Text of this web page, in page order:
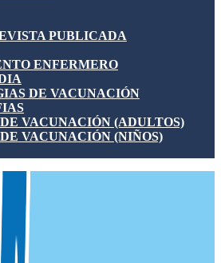
PUBLICADA
ENFERMERO
DE VACUNACIÓN
VACUNACIÓN (ADULTOS)
VACUNACIÓN (NIÑOS)